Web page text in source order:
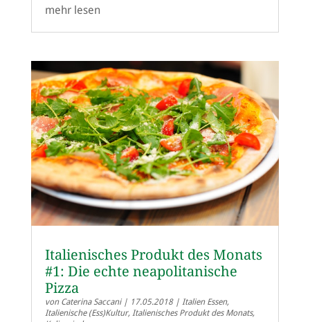
mehr lesen
Italienisches Produkt des Monats
#1: Die echte neapolitanische
Pizza
von Caterina Saccani| 17.05.2018| Italien Essen,
Italienische (Ess)Kultur, Italienisches Produkt des Monats,